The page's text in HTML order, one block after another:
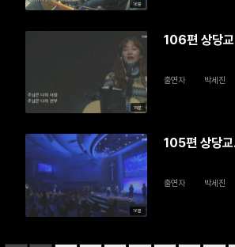
16분
15분
106편 상당교
출연자 박세진
16분
105편 상당교
출연자 박세진